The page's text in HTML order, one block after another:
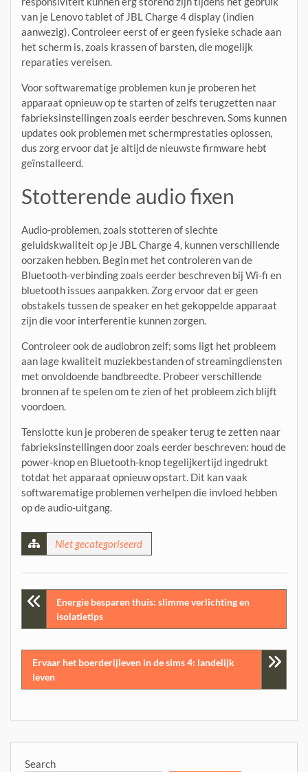
van je Lenovo tablet of JBL Charge 4 display (indien
aanwezig). Controleer eerst of er geen fysieke schade aan
het scherm is, zoals krassen of barsten, die mogelijk
reparaties vereisen.
Voor softwarematige problemen kun je proberen het
apparaat opnieuw op te starten of zelfs terugzetten naar
fabrieksinstellingen zoals eerder beschreven. Soms kunnen
updates ook problemen met schermprestaties oplossen,
dus zorg ervoor dat je altijd de nieuwste firmware hebt
geïnstalleerd.
Stotterende audio fixen
Audio-problemen, zoals stotteren of slechte
geluidskwaliteit op je JBL Charge 4, kunnen verschillende
oorzaken hebben. Begin met het controleren van de
Bluetooth-verbinding zoals eerder beschreven bij Wi-fi en
bluetooth issues aanpakken. Zorg ervoor dat er geen
obstakels tussen de speaker en het gekoppelde apparaat
zijn die voor interferentie kunnen zorgen.
Controleer ook de audiobron zelf; soms ligt het probleem
aan lage kwaliteit muziekbestanden of streamingdiensten
met onvoldoende bandbreedte. Probeer verschillende
bronnen af te spelen om te zien of het probleem zich blijft
voordoen.
Tenslotte kun je proberen de speaker terug te zetten naar
fabrieksinstellingen door zoals eerder beschreven: houd de
power-knop en Bluetooth-knop tegelijkertijd ingedrukt
totdat het apparaat opnieuw opstart. Dit kan vaak
softwarematige problemen verhelpen die invloed hebben
op de audio-uitgang.
Niet gecategoriseerd
Post
navigation
Energie besparen thuis: slimme verlichting en
isolatietips
Ervaar het boerderijleven in de sims 4: landelijk
leven
Search